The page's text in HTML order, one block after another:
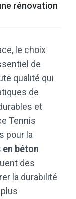
rénovation
le choix
de
qualité qui
de
et
Tennis
pour la
en béton
des
la durabilité